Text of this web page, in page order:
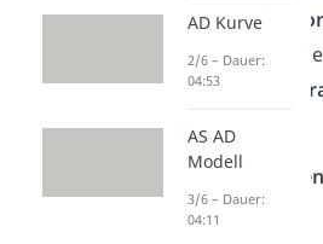
einzelnen
du deren
ermitteln.
ZumEinkommen
✅ Gehalt
AD Kurve
2/6 – Dauer:
04:53
AS AD
Modell
3/6 – Dauer:
04:11